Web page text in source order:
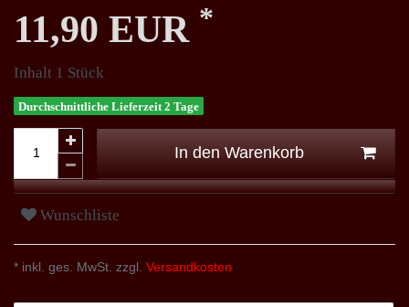
11,90 EUR *
Inhalt 1 Stück
Durchschnittliche Lieferzeit 2 Tage
In den Warenkorb
Wunschliste
* inkl. ges. MwSt. zzgl. Versandkosten